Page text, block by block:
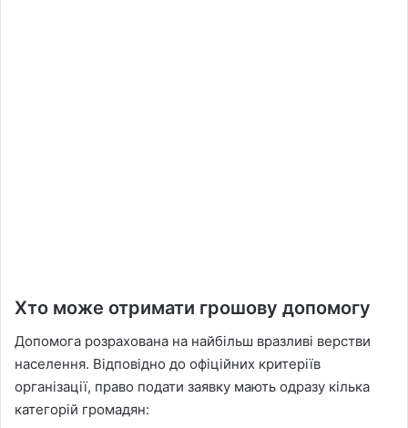
Хто може отримати грошову допомогу
Допомога розрахована на найбільш вразливі верстви
населення. Відповідно до офіційних критеріїв
організації, право подати заявку мають одразу кілька
категорій громадян: